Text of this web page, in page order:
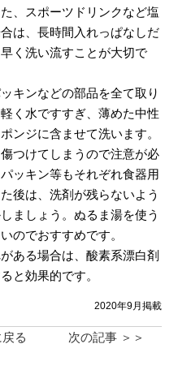
、スポーツドリンクなど塩
は、長時間入れっぱなしだ
く洗い流すことが大切で
キンなどの部品を全て取り
く水ですすぎ、薄めた中性
ンジに含ませて洗います。
つけてしまうので注意が必
ッキン等もそれぞれ食器用
後は、洗剤が残らないよう
ましょう。ぬるま湯を使う
のでおすすめです。
ある場合は、酸素系漂白剤
と効果的です。
2020年9月掲載
る 次の記事 ＞＞